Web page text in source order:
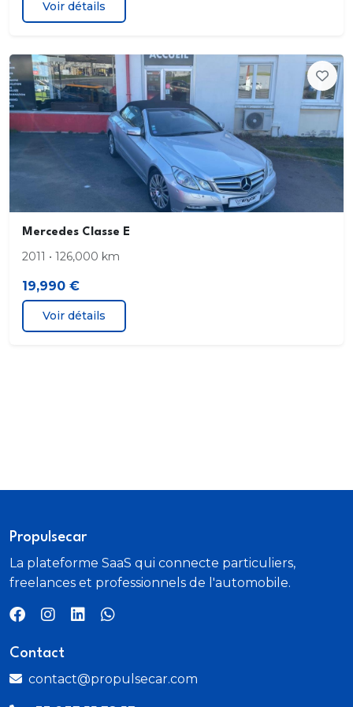
Climatisation automatique THERMATIC
Commande vocale et assistant personnel
activable grâce à "Hey Mercedes"
Connexion Bluetooth pour téléphone portable
Contrôle de pression des pneumatiques
Désactivation automatique de l'airbag passager
Diffuseur Noir avec baguette chromée horizontale
Direction paramétrique assistée et asservie à la
ESP
Feux AR à LED
Filet sur le plancher du coffre
Voir détails
Mercedes Classe E
2011 • 126,000 km
19,990 €
Voir détails
Propulsecar
La plateforme SaaS qui connecte particuliers,
freelances et professionnels de l'automobile.
Contact
contact@propulsecar.com